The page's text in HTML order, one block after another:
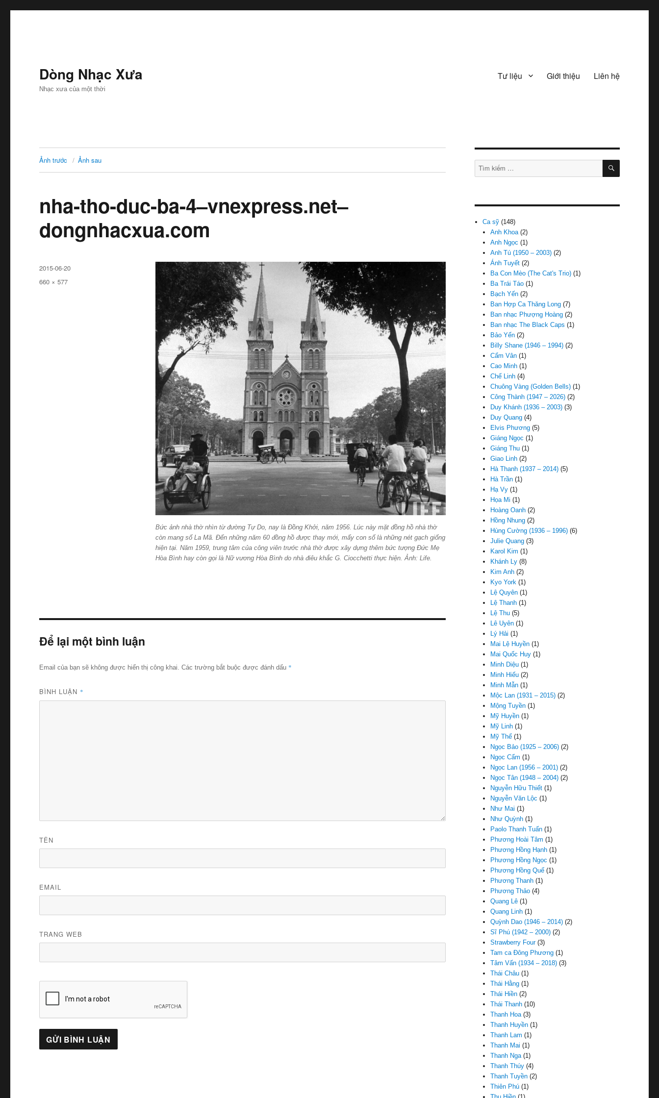
Dòng Nhạc Xưa
Nhạc xưa của một thời
Tư liệu Giới thiệu Liên hệ
Ảnh trước Ảnh sau
nha-tho-duc-ba-4–vnexpress.net–
dongnhacxua.com
Bức ảnh nhà thờ nhìn từ đường Tự Do, nay là Đồng Khởi, năm 1956. Lúc này mặt đồng hồ nhà thờ
còn mang số La Mã. Đến những năm 60 đồng hồ được thay mới, mấy con số là những nét gạch giống
hiện tại. Năm 1959, trung tâm của công viên trước nhà thờ được xây dựng thêm bức tượng Đức Mẹ
Hòa Bình hay còn gọi là Nữ vương Hòa Bình do nhà điêu khắc G. Ciocchetti thực hiện. Ảnh: Life.
Đăng
ngày
2015-06-20
Kích
660 × 577
Để lại một bình luận
Email của bạn sẽ không được hiển thị công khai. Các trường bắt buộc được đánh dấu *
BÌNH LUẬN *
TÊN
EMAIL
TRANG WEB
Tìm
kiếm:
TÌM
Ca sỹ (148)
Anh Khoa(2)
Anh Ngọc (1)
Anh Tú (1950 – 2003) (2)
Ánh Tuyết (2)
Ba Con Mèo (The Cat's Trio) (1)
Ba Trái Táo (1)
Bạch Yến (2)
Ban Hợp Ca Thăng Long (7)
Ban nhạc Phượng Hoàng (2)
Ban nhạc The Black Caps (1)
Bảo Yến (2)
Billy Shane (1946 – 1994) (2)
Cẩm Vân (1)
Cao Minh (1)
Chế Linh (4)
Chuông Vàng (Golden Bells) (1)
Công Thành (1947 – 2026) (2)
Duy Khánh (1936 – 2003) (3)
Duy Quang (4)
Elvis Phương (5)
Giáng Ngọc (1)
Giáng Thu (1)
Giao Linh (2)
Hà Thanh (1937 – 2014) (5)
Hà Trần (1)
Hạ Vy (1)
Họa Mi (1)
Hoàng Oanh (2)
Hồng Nhung (2)
Hùng Cường (1936 – 1996) (6)
Julie Quang (3)
Karol Kim (1)
Khánh Ly (8)
Kim Anh (2)
Kyo York (1)
Lệ Quyên (1)
Lệ Thanh (1)
Lệ Thu (5)
Lê Uyên (1)
Lý Hải (1)
Mai Lệ Huyền (1)
Mai Quốc Huy (1)
Minh Diệu (1)
Minh Hiếu (2)
Minh Mẫn (1)
Mộc Lan (1931 – 2015) (2)
Mộng Tuyền (1)
Mỹ Huyền (1)
Mỹ Linh (1)
Mỹ Thể (1)
Ngọc Bảo (1925 – 2006) (2)
Ngọc Cẩm (1)
Ngọc Lan (1956 – 2001) (2)
Ngọc Tân (1948 – 2004) (2)
Nguyễn Hữu Thiết (1)
Nguyễn Văn Lộc (1)
Như Mai (1)
Như Quỳnh (1)
Paolo Thanh Tuấn (1)
Phương Hoài Tâm (1)
Phương Hồng Hạnh (1)
Phương Hồng Ngọc (1)
Phương Hồng Quế (1)
Phương Thanh (1)
Phương Thảo (4)
Quang Lê (1)
Quang Linh (1)
Quỳnh Dao (1946 – 2014) (2)
Sĩ Phú (1942 – 2000) (2)
Strawberry Four(3)
Tam ca Đông Phương (1)
Tâm Vấn (1934 – 2018) (3)
Thái Châu (1)
Thái Hằng (1)
Thái Hiền (2)
Thái Thanh (10)
Thanh Hoa(3)
Thanh Huyền (1)
Thanh Lam (1)
Thanh Mai (1)
Thanh Nga(1)
Thanh Thúy (4)
Thanh Tuyền (2)
Thiên Phú (1)